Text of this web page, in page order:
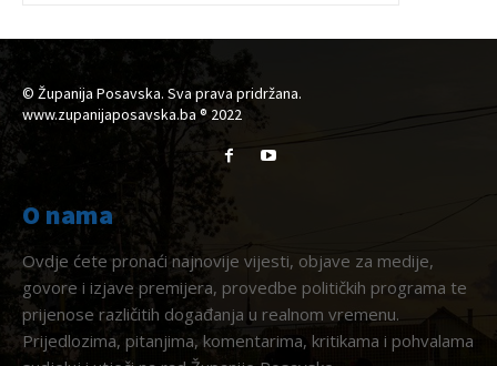
© Županija Posavska. Sva prava pridržana.
www.zupanijaposavska.ba ® 2022
O nama
Ovdje ćete pronaći najnovije vijesti, objave za medije,
govore i izjave premijera, provedbe političkih programa te
prijenose različitih događanja u realnom vremenu.
Prijedlozima, pitanjima, komentarima, kritikama i pohvalama